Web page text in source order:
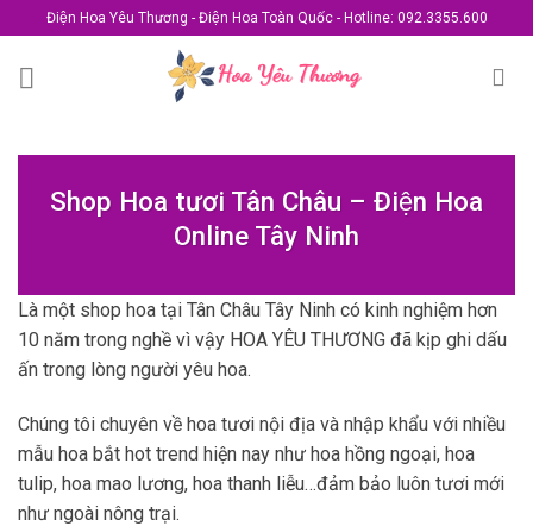
to
content
Điện Hoa Yêu Thương - Điện Hoa Toàn Quốc - Hotline: 092.3355.600
Shop Hoa tươi Tân Châu – Điện Hoa
Online Tây Ninh
Là một shop hoa tại Tân Châu Tây Ninh có kinh nghiệm hơn
10 năm trong nghề vì vậy HOA YÊU THƯƠNG đã kịp ghi dấu
ấn trong lòng người yêu hoa.
Chúng tôi chuyên về hoa tươi nội địa và nhập khẩu với nhiều
mẫu hoa bắt hot trend hiện nay như hoa hồng ngoại, hoa
tulip, hoa mao lương, hoa thanh liễu…đảm bảo luôn tươi mới
như ngoài nông trại.